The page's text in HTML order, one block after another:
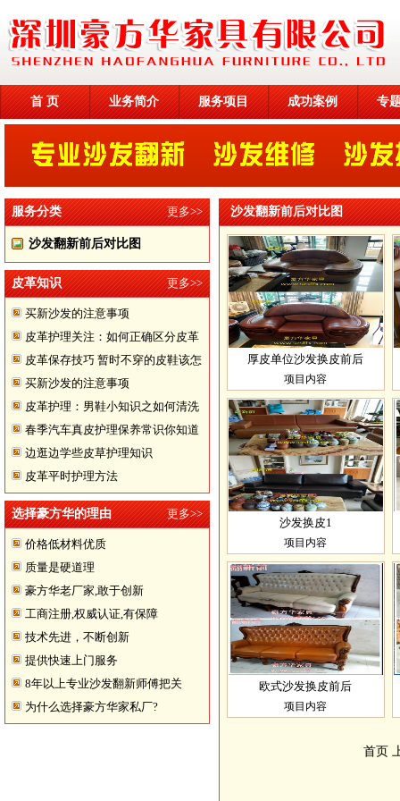
首 页 业务简介 服务项目 成功案例 专
服务分类 更多>>
沙发翻新前后对比图
皮革知识 更多>>
买新沙发的注意事项
皮革护理关注：如何正确区分皮革
皮革保存技巧 暂时不穿的皮鞋该怎
样储存
买新沙发的注意事项
皮革护理：男鞋小知识之如何清洗
翻皮皮鞋
春季汽车真皮护理保养常识你知道
多少
边逛边学些皮草护理知识
皮革平时护理方法
选择豪方华的理由 更多>>
价格低材料优质
质量是硬道理
豪方华老厂家,敢于创新
工商注册,权威认证,有保障
技术先进，不断创新
提供快速上门服务
8年以上专业沙发翻新师傅把关
为什么选择豪方华家私厂?
沙发翻新前后对比图
厚皮单位沙发换皮前后
项目内容
沙发换皮1
项目内容
欧式沙发换皮前后
项目内容
首页